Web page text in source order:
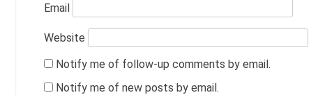
Email
Website
Notify me of follow-up comments by email.
Notify me of new posts by email.